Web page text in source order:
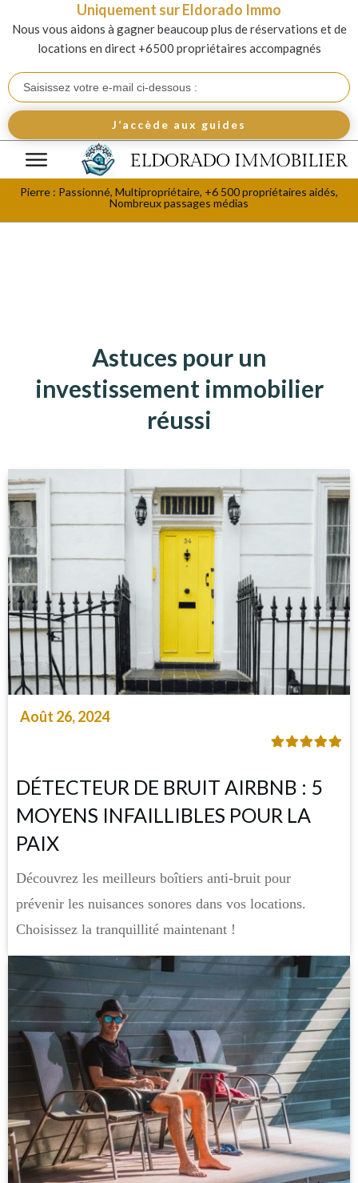
Uniquement sur Eldorado Immo
Nous vous aidons à gagner beaucoup plus de réservations et de
locations en direct +6500 propriétaires accompagnés
J’accède aux guides
Pierre : Passionné, Multipropriétaire, +6 500 propriétaires aidés,
Nombreux passages médias
Astuces pour un
investissement immobilier
réussi
Août 26, 2024
DÉTECTEUR DE BRUIT AIRBNB : 5
MOYENS INFAILLIBLES POUR LA
PAIX
Découvrez les meilleurs boîtiers anti-bruit pour
prévenir les nuisances sonores dans vos locations.
Choisissez la tranquillité maintenant !